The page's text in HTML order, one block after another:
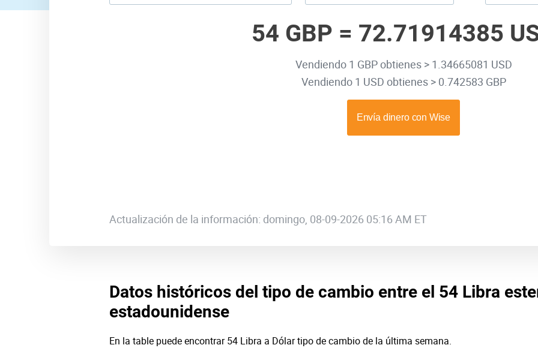
54 GBP = 72.71914385
Vendiendo 1 GBP obtienes > 1.34665081 USD
Vendiendo 1 USD obtienes > 0.742583 GBP
Actualización de la información: domingo, 08-09-2026 05:16 AM ET
Datos históricos del tipo de cambio entre el 54 Libra
estadounidense
En la table puede encontrar 54 Libra a Dólar tipo de cambio de la última semana.